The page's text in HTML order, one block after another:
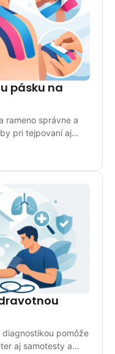
pásku na
rameno správne a
pri tejpovaní aj
pomôže
aj samotesty a